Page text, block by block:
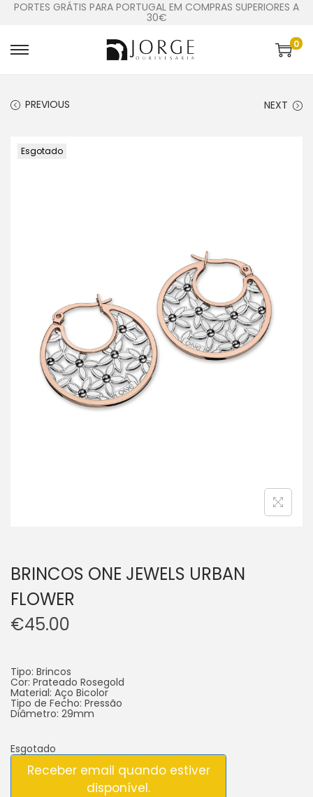
PORTES GRÁTIS PARA PORTUGAL EM COMPRAS SUPERIORES A
30€
0
PREVIOUS NEXT
Esgotado
BRINCOS ONE JEWELS URBAN
FLOWER
€45.00
Tipo: Brincos
Cor: Prateado Rosegold
Material: Aço Bicolor
Tipo de Fecho: Pressão
Diâmetro: 29mm
Esgotado
Receber email quando estiver
disponível.